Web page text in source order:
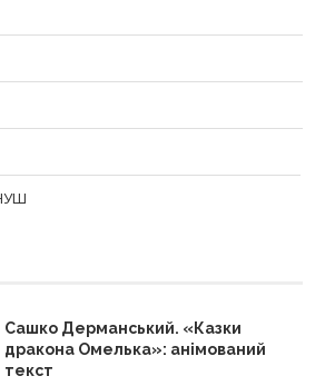
Сашко Дерманський. «Казки
дракона Омелька»: анімований
текст